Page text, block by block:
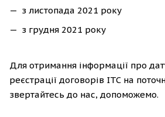
з листопада 2021 року
з грудня 2021 року
Для отримання інформації про
реєстрації договорів ІТС на
звертайтесь до нас, допоможемо.